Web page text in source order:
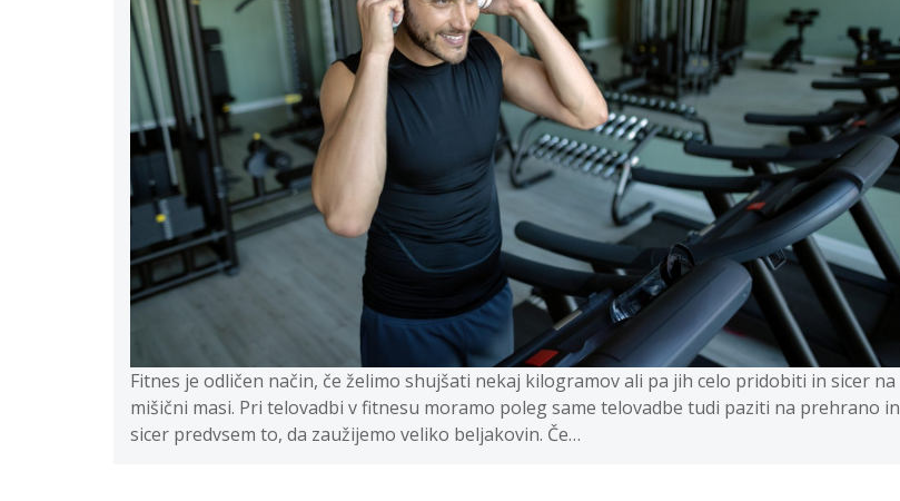
Fitnes je odličen način, če želimo shujšati nekaj kilogramov ali pa jih celo pridobiti in sicer na
mišični masi. Pri telovadbi v fitnesu moramo poleg same telovadbe tudi paziti na prehrano in
sicer predvsem to, da zaužijemo veliko beljakovin. Če…